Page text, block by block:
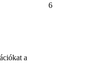
6
a